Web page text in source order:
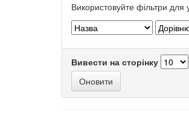
Використовуйте фільтри для
Вивести на сторінку